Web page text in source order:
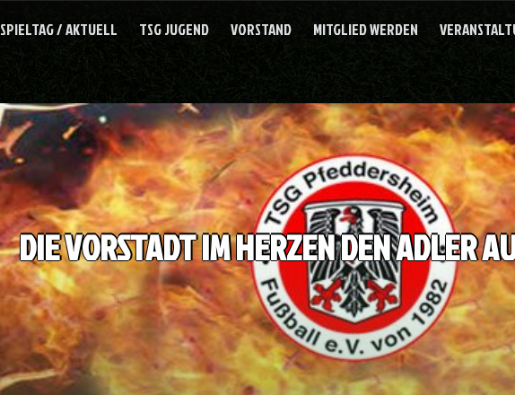
SPIELTAG / AKTUELL TSG JUGEND VORSTAND MITGLIED WERDEN
DIE VORSTADT IM HERZEN DEN ADLER